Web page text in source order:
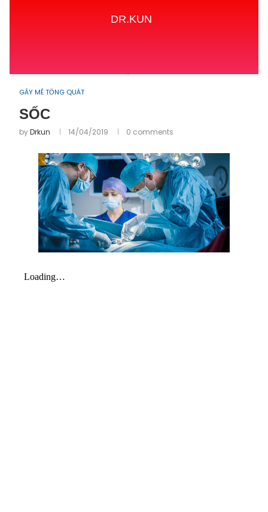
DR.KUN
GÂY MÊ TỔNG QUÁT
SỐC
byDrkun 14/04/2019 0 comments